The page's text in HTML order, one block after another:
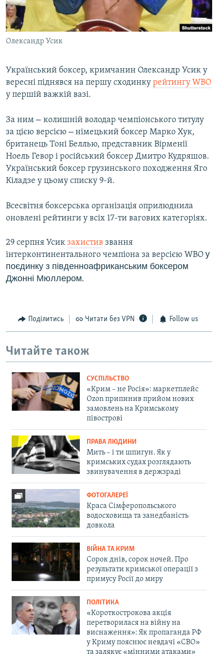
ВІДЕОУРОКИ «ELIFBE»
СВІДЧЕННЯ ОКУПАЦІЇ
УКРАЇНСЬКА ПРОБЛЕМА КРИМУ
Русский
Qırımtatar
Олександр Усик
Український боксер, кримчанин Олександр Усик у
вересні піднявся на першу сходинку рейтингу WBO
у першій важкій вазі.
За ним – колишній володар чемпіонського титулу
за цією версією – німецький боксер Марко Хук,
британець Тоні Беллью, представник Вірменії
Ноель Гевор і російський боксер Дмитро Кудряшов.
Український боксер грузинського походження Яго
Кіладзе у цьому списку 9-й.
Всесвітня боксерська організація оприлюднила
оновлені рейтинги у всіх 17-ти вагових категоріях.
29 серпня Усик захистив звання
інтерконтинентального чемпіона за версією WBO у
поєдинку з південноафриканським боксером
Джонні Мюллером.
Поділитись Читати без VPN Follow us
Читайте також
СУСПІЛЬСТВО
«Крим – не Росія»: маркетплейс
Ozon припинив прийом нових
замовлень на Кримському
півострові
ПРАВА ЛЮДИНИ
Мить – і ти шпигун. Як у
кримських судах розглядають
звинувачення в держзраді
ФОТОГАЛЕРЕЇ
Краса Сімферопольського
водосховища та занедбаність
довкола
ВІЙНА ТА КРИМ
Сорок днів, сорок ночей. Про
результати кримської операції з
примусу Росії до миру
ПОЛІТИКА
«Короткострокова акція
перетворилася на війну на
виснаження»: Як пропаганда РФ
у Криму пояснює невдачі «СВО»
та залякує «мінними атаками»